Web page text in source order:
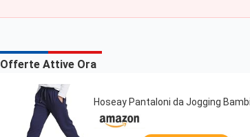
Offerte Attive Ora
Hoseay Pantaloni da Jogging